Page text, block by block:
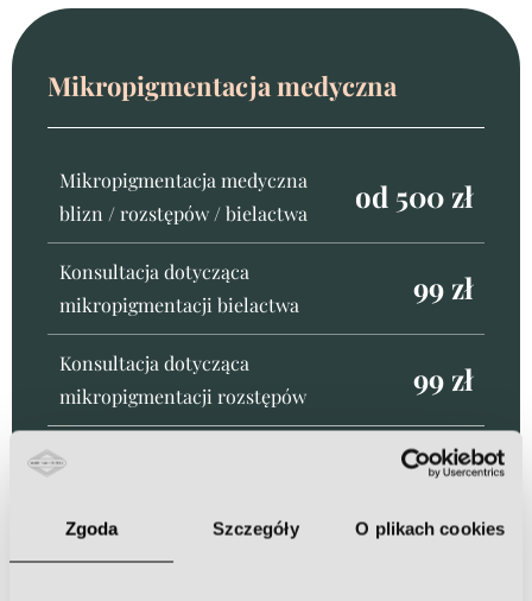
Zgoda Szczegóły O plikach cookies
Mikropigmentacja medyczna
Mikropigmentacja medyczna
blizn / rozstępów / bielactwa
od 500 zł
Konsultacja dotycząca
mikropigmentacji bielactwa
99 zł
Konsultacja dotycząca
mikropigmentacji rozstępów
99 zł